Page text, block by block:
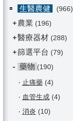
生醫農健
(966)
+ 農業 (196)
+醫療器材 (288)
+篩選平台 (79)
- 藥物 (190)
‧ 止痛藥(4)
‧ 血管生成(4)
‧ 消炎 (10)